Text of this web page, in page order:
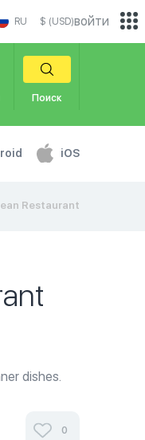
RU $ (USD)
Поиск
iOS
войти
Restaurant
dishes.
at Hilton
0